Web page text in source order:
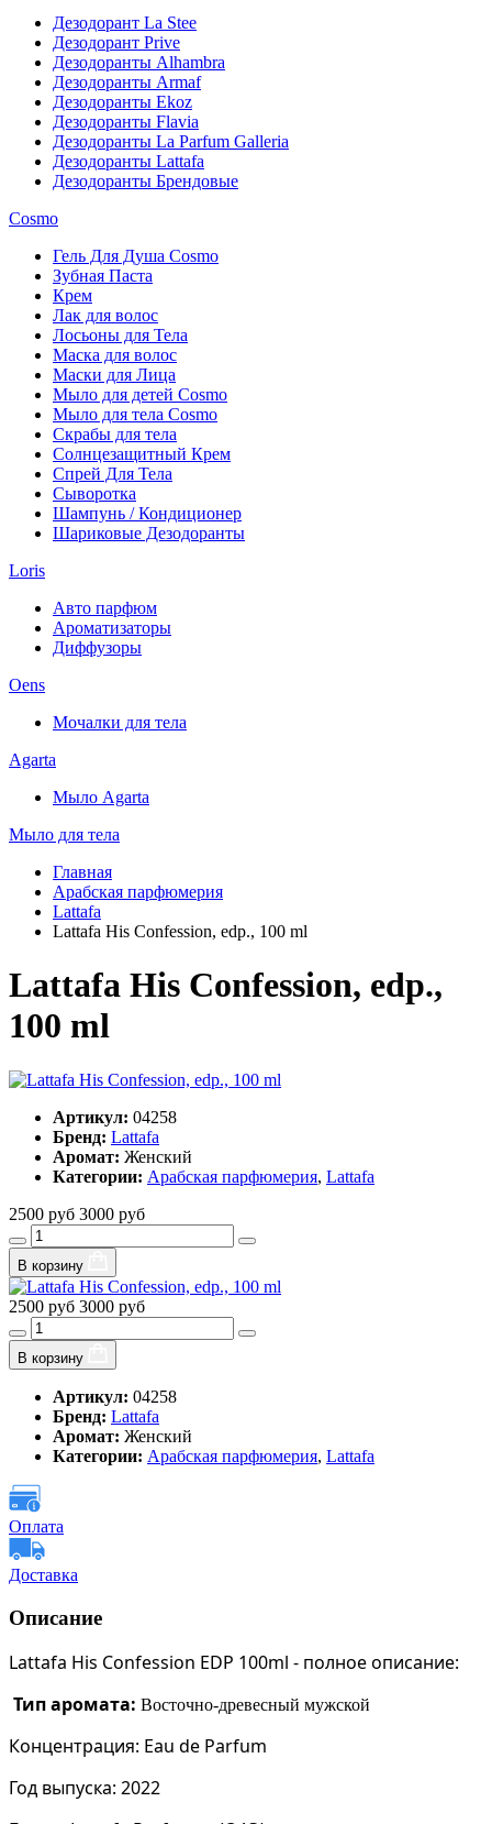
Дезодорант La Stee
Дезодорант Prive
Дезодоранты Alhambra
Дезодоранты Armaf
Дезодоранты Ekoz
Дезодоранты Flavia
Дезодоранты La Parfum Galleria
Дезодоранты Lattafa
Дезодоранты Брендовые
Cosmo
Гель Для Душа Cosmo
Зубная Паста
Крем
Лак для волос
Лосьоны для Тела
Маска для волос
Маски для Лица
Мыло для детей Cosmo
Мыло для тела Cosmo
Скрабы для тела
Солнцезащитный Крем
Спрей Для Тела
Сыворотка
Шампунь / Кондиционер
Шариковые Дезодоранты
Loris
Авто парфюм
Ароматизаторы
Диффузоры
Oens
Мочалки для тела
Agarta
Мыло Agarta
Мыло для тела
Главная
Арабская парфюмерия
Lattafa
Lattafa His Confession, edp., 100 ml
Lattafa His Confession, edp.,
100 ml
Артикул: 04258
Бренд: Lattafa
Аромат: Женский
Категории: Арабская парфюмерия, Lattafa
2500 руб 3000 руб
В корзину
2500 руб 3000 руб
В корзину
Артикул: 04258
Бренд: Lattafa
Аромат: Женский
Категории: Арабская парфюмерия, Lattafa
Оплата
Доставка
Описание
Lattafa His Confession EDP 100ml - полное описание:
Тип аромата: Восточно-древесный мужской
Концентрация: Eau de Parfum
Год выпуска: 2022